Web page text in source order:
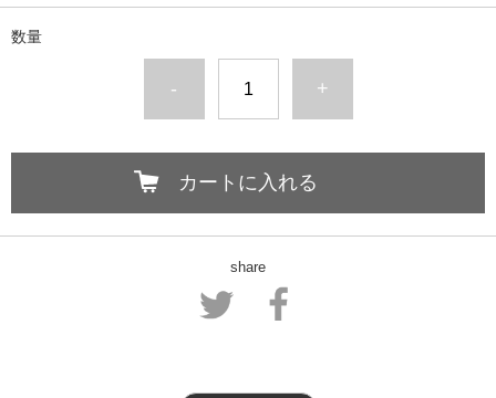
数量
- +
カートに入れる
share